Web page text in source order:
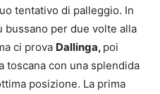
tentativo di palleggio. In
bussano per due volte alla
ci prova Dallinga, poi
toscana con una splendida
posizione. La prima